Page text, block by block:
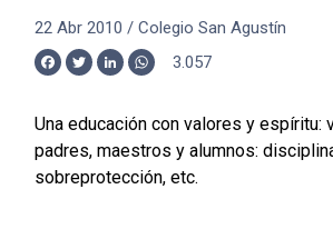
22 Abr 2010 / Colegio San Agustín
Facebook
TwitterLinkedInWhatsApp
3.057
Una educación con valores y espíritu:
padres, maestros y alumnos:
sobreprotección, etc.